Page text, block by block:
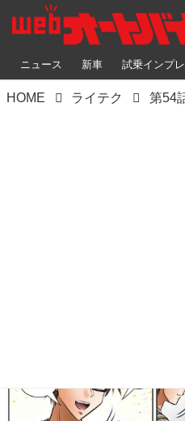
ニュース 新車 試乗インプレ
HOME ライテク